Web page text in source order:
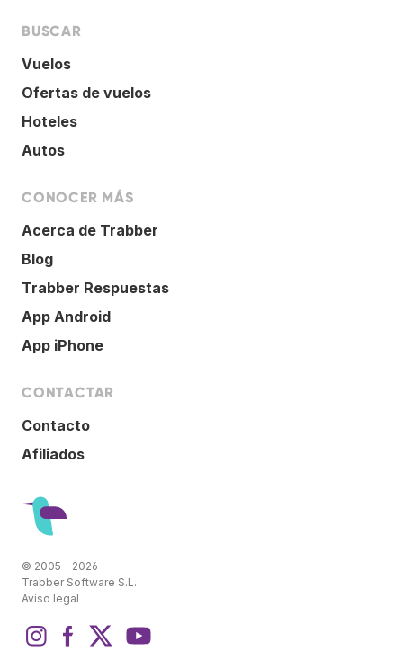
BUSCAR
Vuelos
Ofertas de vuelos
Hoteles
Autos
CONOCER MÁS
Acerca de Trabber
Blog
Trabber Respuestas
App Android
App iPhone
CONTACTAR
Contacto
Afiliados
© 2005 - 2026
Trabber Software S.L.
Aviso legal